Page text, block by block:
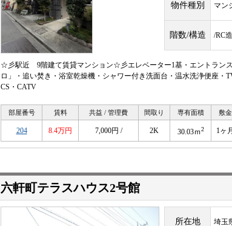
物件種別 マン
階数/構造 /RC造
☆彡駅近 9階建て賃貸マンション☆彡エレベーター1基・エントラン
ロ」・追い焚き・浴室乾燥機・シャワー付き洗面台・温水洗浄便座・
CS・CATV
部屋番号 賃料 共益 / 管理費 間取り 専有面積 敷金
204 8.4万円 7,000円 / 2K 30.03ｍ2 1ヶ月
六軒町テラスハウス2号館
所在地 埼玉